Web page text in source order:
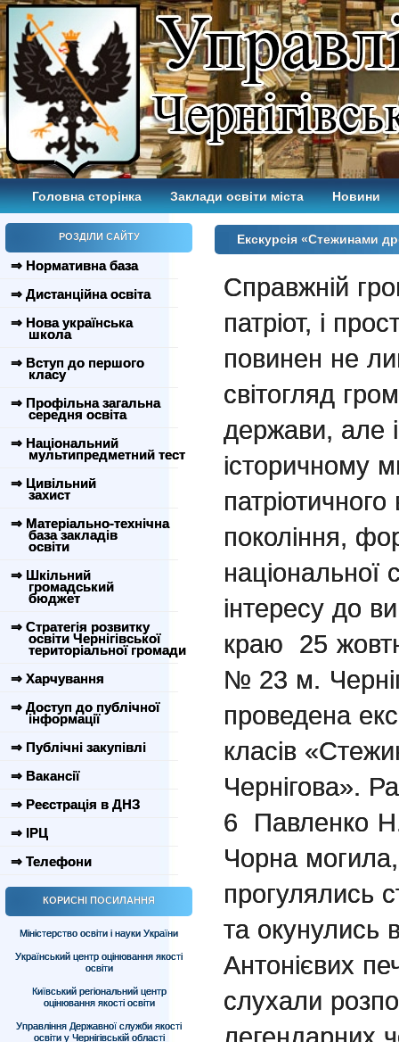
Головна сторінка Заклади освіти міста Новини
РОЗДІЛИ САЙТУ
⇒ Нормативна база
⇒ Дистанційна освіта
⇒ Нова українська
школа
⇒ Вступ до першого
класу
⇒ Профільна загальна
середня освіта
⇒ Національний
мультипредметний тест
⇒ Цивільний
захист
⇒ Матеріально-технічна
база закладів
освіти
⇒ Шкільний
громадський
бюджет
⇒ Стратегія розвитку
освіти Чернігівської
територіальної громади
⇒ Харчування
⇒ Доступ до публічної
інформації
⇒ Публічні закупівлі
⇒ Вакансії
⇒ Реєстрація в ДНЗ
⇒ ІРЦ
⇒ Телефони
КОРИСНІ ПОСИЛАННЯ
Міністерство освіти і науки України
Український центр оцінювання якості
освіти
Київський регіональний центр
оцінювання якості освіти
Управління Державної служби якості
освіти у Чернігівській області
Екскурсія «Стежинами
Справжній
патріот, і
повинен не
світогляд
держави, але і
історичному
покоління,
національної
інтересу до
краю
25
№ 23 м.
проведена
класів
Чернігова».
6
Павленко
Чорна
прогулялись
та окунулись
Антонієвих
слухали